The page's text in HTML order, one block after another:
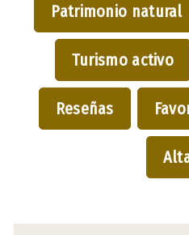
Patrimonio natural
Turismo activo
Reseñas